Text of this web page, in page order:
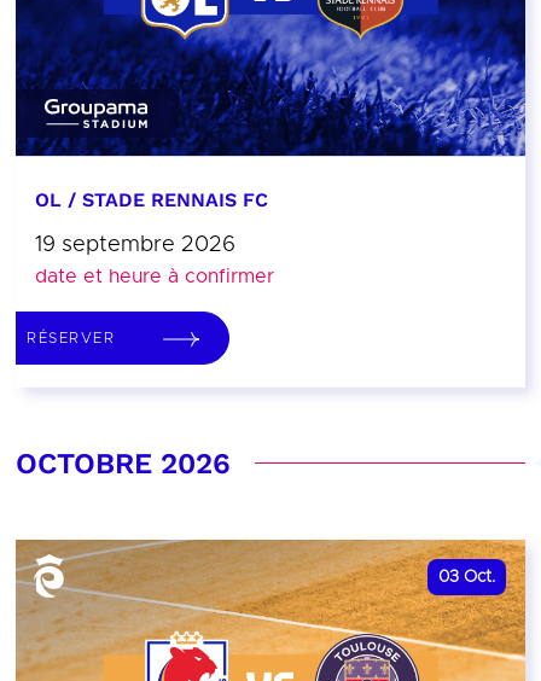
OL / STADE RENNAIS FC
19 septembre 2026
date et heure à confirmer
RÉSERVER
OCTOBRE 2026
03 Oct.